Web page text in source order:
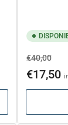
Prezzo
di
€40,00
€17,50